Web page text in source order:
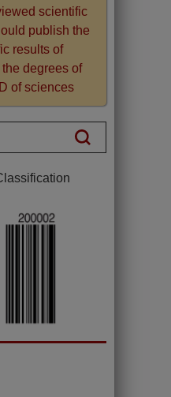
scientific
publish the
results of
degrees of
of sciences